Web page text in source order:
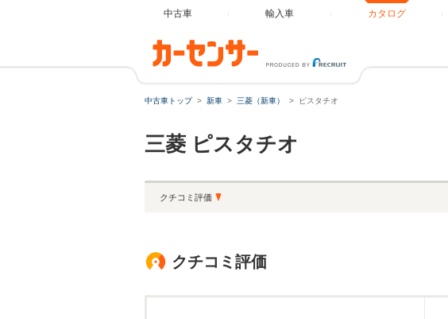
中古車 輸入車 カタログ
中古車トップ 新車 三菱（新車） ピスタチオ
三菱 ピスタチオ
クチコミ評価
クチコミ評価